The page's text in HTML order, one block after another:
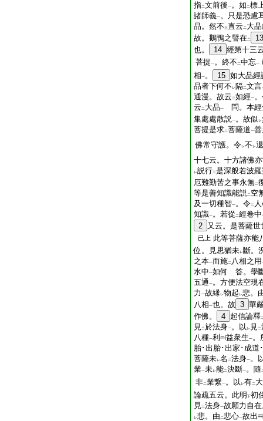
指二文前後一。如 二標
諸師義一。只是恐慮
品。然不三直云 二 大
故。鵝鴨之譬在二
13
也。
14 經第十三
菩提一。終不 二中忘一
相一。 15 如大品
品者下何不 レ隔二文言
通漫。故云 二如經一
云 二 大品一
問。本經
集處處散説一。故似 レ
菩提是求二菩薩道一
佛常守護。令レ不 レ退
十七云。十方諸佛
レ説行二是深般若波
厄難勤苦之事永無二
等是善知識能説二 空
及一切種智一。令二
知識一。若從 二經卷中
2 又云。是菩薩
已上 此等菩薩亦
位。見思猶未レ斷。
之本一而施二 八相之用
水中一如何 答。學
五通一。方便法空現
力 一故縁レ物起 レ悲。
八相一也。故 3 華
作佛。
4 起信論釋
見二於法身一。以 レ 見二
八種一利 益衆生一。
胎･出胎･出家･成道
菩薩未レ名 二法身一。
業一未レ能二決斷一。隨
非二業繋一。以 レ有二
論疏五云。此明 下初
見二法身一故願力自
レ悲。由 二悲心一故出